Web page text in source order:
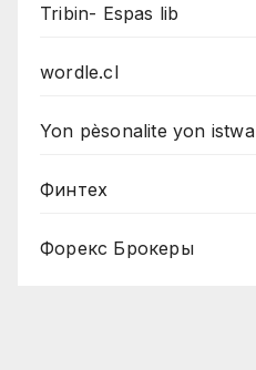
Tribin- Espas lib
wordle.cl
Yon pèsonalite yon istwa
Финтех
Форекс Брокеры